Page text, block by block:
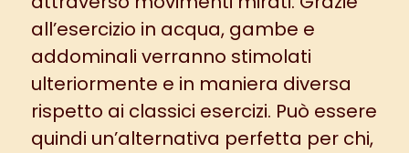
all’esercizio in acqua, gambe e
addominali verranno stimolati
ulteriormente e in maniera diversa
rispetto ai classici esercizi. Può essere
quindi un’alternativa perfetta per chi,